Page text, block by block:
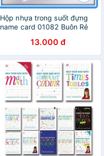
Hộp nhựa trong suốt đựng
name card 01082 Buôn Rẻ
13.000 đ